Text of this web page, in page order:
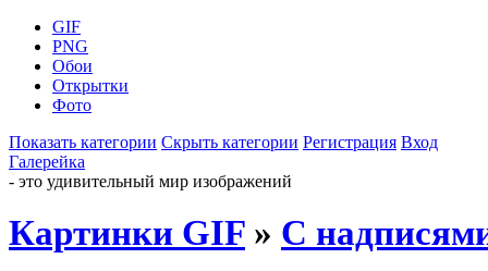
GIF
PNG
Обои
Открытки
Фото
Показать категории Скрыть категории Регистрация Вход
Галерейка
- это удивительный мир изображений
Картинки GIF » С